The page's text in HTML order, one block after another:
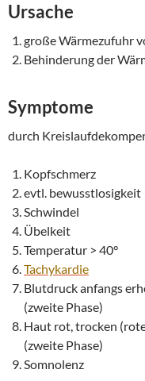
Ursache
große Wärmezufuhr
Behinderung der
Symptome
durch
Kopfschmerz
evtl. bewusstlosigkeit
Schwindel
Übelkeit
Temperatur > 40°
Tachykardie
Blutdruck anfangs
(zweite Phase)
Haut rot, trocken
(zweite Phase)
Somnolenz